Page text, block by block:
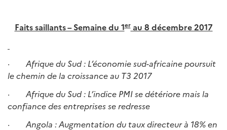
Faits saillants – Semaine du 1erau 8 décembre 2017
· Afrique du Sud : L’économie sud-africaine poursuit
le chemin de la croissance au T3 2017
· Afrique du Sud : L’indice PMI se détériore mais la
confiance des entreprises se redresse
· Angola : Augmentation du taux directeur à 18% en